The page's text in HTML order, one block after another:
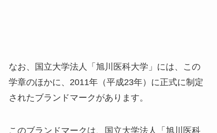
なお、国立大学法人「旭川医科大学」には、この
学章のほかに、2011年（平成23年）に正式に制定
されたブランドマークがあります。
このブランドマークは、国立大学法人「旭川医科